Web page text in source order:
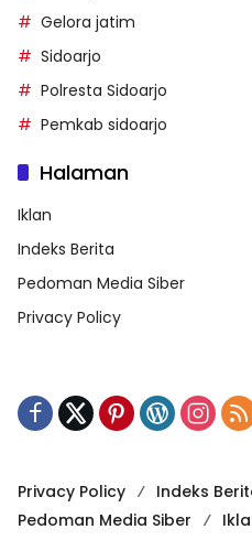
Gelora jatim
Sidoarjo
Polresta Sidoarjo
Pemkab sidoarjo
Halaman
Iklan
Indeks Berita
Pedoman Media Siber
Privacy Policy
Privacy Policy
Indeks
Pedoman Media Siber